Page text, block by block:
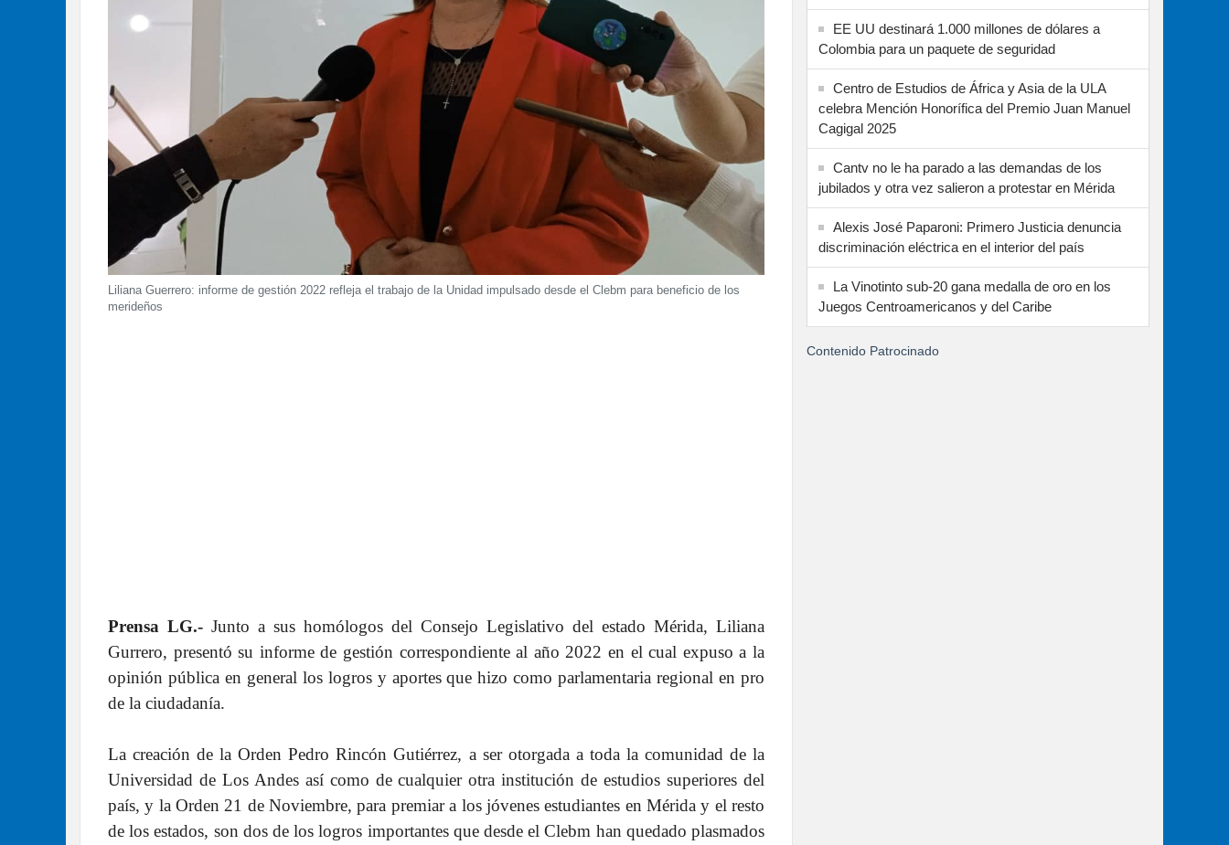
Liliana Guerrero: informe de gestión 2022 refleja el trabajo de la Unidad impulsado desde el Clebm para beneficio de los
merideños
Prensa LG.- Junto a sus homólogos del Consejo Legislativo del estado Mérida, Liliana
Gurrero, presentó su informe de gestión correspondiente al año 2022 en el cual expuso a la
opinión pública en general los logros y aportes que hizo como parlamentaria regional en pro
de la ciudadanía.
La creación de la Orden Pedro Rincón Gutiérrez, a ser otorgada a toda la comunidad de la
Universidad de Los Andes así como de cualquier otra institución de estudios superiores del
país, y la Orden 21 de Noviembre, para premiar a los jóvenes estudiantes en Mérida y el resto
de los estados, son dos de los logros importantes que desde el Clebm han quedado plasmados
EE UU destinará 1.000 millones de dólares a
Colombia para un paquete de seguridad
Centro de Estudios de África y Asia de la ULA
celebra Mención Honorífica del Premio Juan Manuel
Cagigal 2025
Cantv no le ha parado a las demandas de los
jubilados y otra vez salieron a protestar en Mérida
Alexis José Paparoni: Primero Justicia denuncia
discriminación eléctrica en el interior del país
La Vinotinto sub-20 gana medalla de oro en los
Juegos Centroamericanos y del Caribe
Contenido Patrocinado